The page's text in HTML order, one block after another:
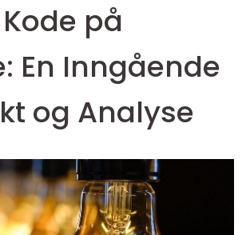
på
En Inngående
og Analyse